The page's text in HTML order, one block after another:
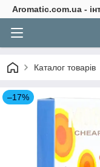
Aromatic.com.ua -
Каталог товарів
–17%